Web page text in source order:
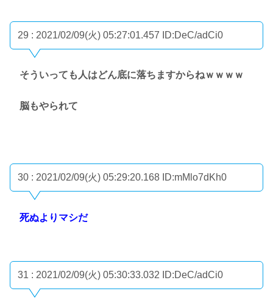
29 : 2021/02/09(火) 05:27:01.457 ID:DeC/adCi0
そういっても人はどん底に落ちますからねｗｗｗｗ
脳もやられて
30 : 2021/02/09(火) 05:29:20.168 ID:mMlo7dKh0
死ぬよりマシだ
31 : 2021/02/09(火) 05:30:33.032 ID:DeC/adCi0